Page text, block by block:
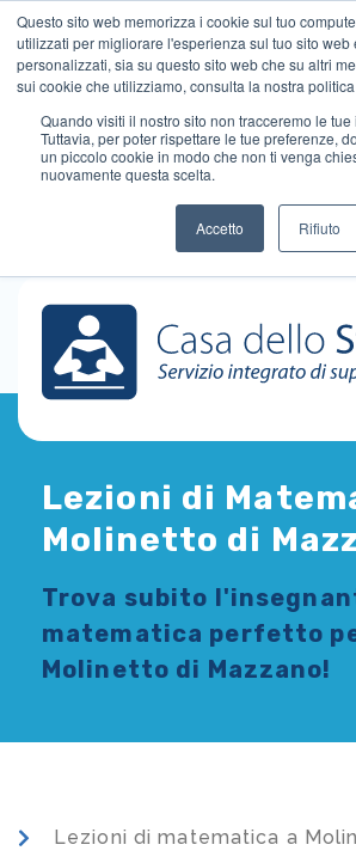
Questo sito web memorizza i cookie sul tuo
utilizzati per migliorare l'esperienza sul tuo sito web
personalizzati, sia su questo sito web che su altri
sui cookie che utilizziamo, consulta la nostra
Quando visiti il ​​nostro sito non tracceremo le tue
Tuttavia, per poter rispettare le tue preferenze,
un piccolo cookie in modo che non ti venga
nuovamente questa scelta.
Accetto Rifiuto
Lezioni di
Molinetto di
Trova subito l'
matematica perfetto
Molinetto di Mazzano!
Lezioni di matematica a